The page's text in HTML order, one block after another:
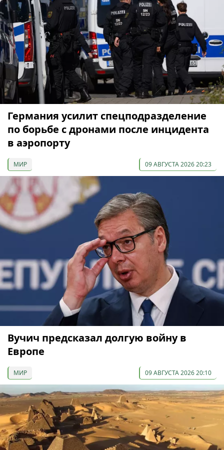
Германия усилит спецподразделение
по борьбе с дронами после инцидента
в аэропорту
МИР 09 АВГУСТА 2026 20:23
Вучич предсказал долгую войну в
Европе
МИР 09 АВГУСТА 2026 20:10